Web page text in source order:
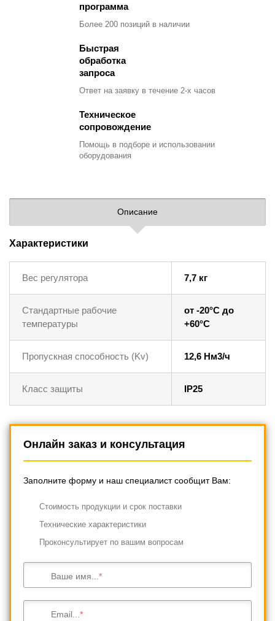
программа
Более 200 позиций в наличии
Быстрая
обработка
запроса
Ответ на заявку в течение 2-х часов
Техническое
сопровождение
Помощь в подборе и использовании
оборудования
Описание
Характеристики
Вес регулятора 7,7 кг
Стандартные рабочие
температуры
от -20°C до
+60°C
Пропускная способность (Kv) 12,6 Нм3/ч
Класс защиты IP25
Онлайн заказ и консультация
Заполните форму и наш специалист сообщит Вам:
Cтоимость продукции и срок поставки
Технические характеристики
Проконсультирует по вашим вопросам
Ваше имя...
Email...